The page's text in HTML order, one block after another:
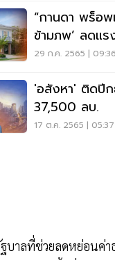
“กานดา พร็อพ
ข้ามภพ’ ลดแร
ดอกเบี้ยขาขึ้น
29 ก.ค. 2565 |
'อสังหา' ติดปี
37,500 ลบ.
17 ต.ค. 2565 |
ฐบาลที่ช่วยลดหย่อนค่